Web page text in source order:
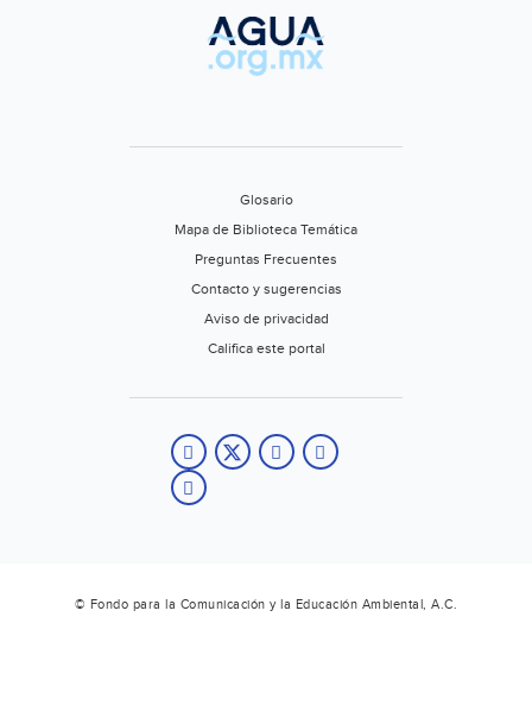
Glosario
Mapa de Biblioteca Temática
Preguntas Frecuentes
Contacto y sugerencias
Aviso de privacidad
Califica este portal
© Fondo para la Comunicación y la Educación Ambiental, A.C.